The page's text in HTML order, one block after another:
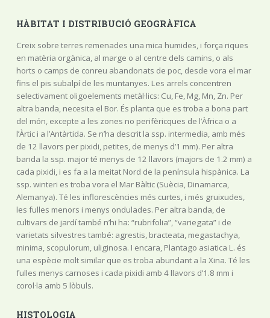
HÀBITAT I DISTRIBUCIÓ GEOGRÀFICA
Creix sobre terres remenades una mica humides, i força riques
en matèria orgànica, al marge o al centre dels camins, o als
horts o camps de conreu abandonats de poc, desde vora el mar
fins el pis subalpí de les muntanyes. Les arrels concentren
selectivament oligoelements metàl·lics: Cu, Fe, Mg, Mn, Zn. Per
altra banda, necesita el Bor. És planta que es troba a bona part
del món, excepte a les zones no perifèricques de l’Àfrica o a
l’Àrtic i a l’Antàrtida. Se n’ha descrit la ssp. intermedia, amb més
de 12 llavors per pixidi, petites, de menys d’1 mm). Per altra
banda la ssp. major té menys de 12 llavors (majors de 1.2 mm) a
cada pixidi, i es fa a la meitat Nord de la península hispànica. La
ssp. winteri es troba vora el Mar Bàltic (Suècia, Dinamarca,
Alemanya). Té les inflorescències més curtes, i més gruixudes,
les fulles menors i menys ondulades. Per altra banda, de
cultivars de jardí també n’hi ha: “rubrifolia”, “variegata” i de
varietats silvestres també: agrestis, bracteata, megastachya,
minima, scopulorum, uliginosa. I encara, Plantago asiatica L. és
una espècie molt similar que es troba abundant a la Xina. Té les
fulles menys carnoses i cada pixidi amb 4 llavors d’1.8 mm i
corol·la amb 5 lòbuls.
HISTOLOGIA